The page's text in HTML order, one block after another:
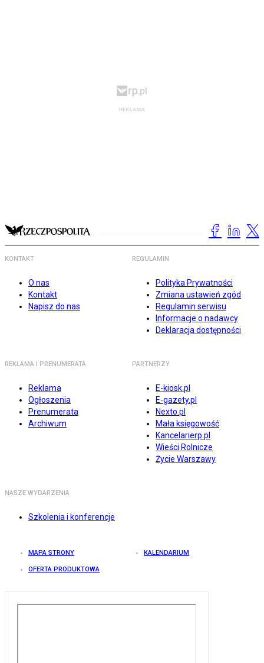
KONTAKT
O nas
Kontakt
Napisz do nas
REGULAMIN
Polityka Prywatności
Zmiana ustawień zgód
Regulamin serwisu
Informacje o nadawcy
Deklaracja dostępności
REKLAMA I PRENUMERATA
Reklama
Ogłoszenia
Prenumerata
Archiwum
PARTNERZY
E-kiosk.pl
E-gazety.pl
Nexto.pl
Mała księgowość
Kancelarierp.pl
Wieści Rolnicze
Życie Warszawy
NASZE WYDARZENIA
Szkolenia i konferencje
MAPA STRONY KALENDARIUM
OFERTA PRODUKTOWA